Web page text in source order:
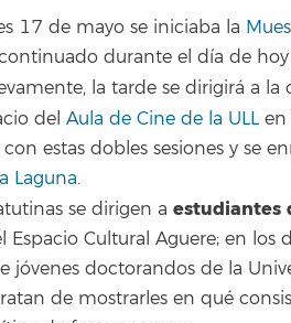
17 de mayo se iniciaba la
durante el día de
la tarde se dirigirá a
del Aula de Cine de la ULL en
con estas dobles sesiones y se
Laguna.
se dirigen a estudiantes
Espacio Cultural Aguere; en los
jóvenes doctorandos de la
de mostrarles en qué